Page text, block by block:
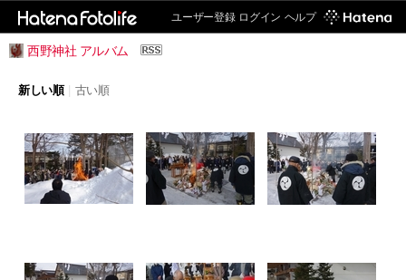
ユーザー登録 ログイン ヘルプ
西野神社 アルバム
新しい順 | 古い順